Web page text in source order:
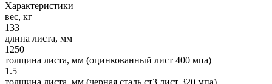
Характеристики
вес, кг
133
длина листа, мм
1250
толщина листа, мм (оцинкованный лист 400 мпа)
1.5
толщина листа, мм (черная сталь ст3 лист 320 мпа)